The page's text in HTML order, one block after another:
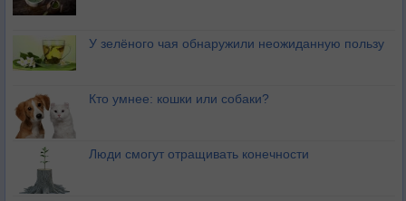
У зелёного чая обнаружили неожиданную пользу
Кто умнее: кошки или собаки?
Люди смогут отращивать конечности